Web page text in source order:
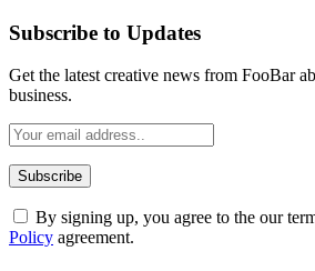
Subscribe to Updates
Get the latest creative news from FooBar
business.
By signing up, you agree to the our
Policy agreement.